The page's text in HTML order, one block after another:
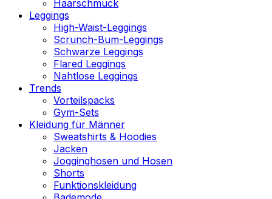
Haarschmuck
Leggings
High-Waist-Leggings
Scrunch-Bum-Leggings
Schwarze Leggings
Flared Leggings
Nahtlose Leggings
Trends
Vorteilspacks
Gym-Sets
Kleidung für Männer
Sweatshirts & Hoodies
Jacken
Jogginghosen und Hosen
Shorts
Funktionskleidung